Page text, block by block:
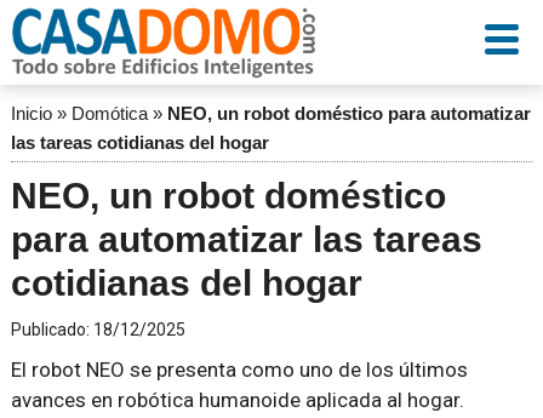
Inicio» Domótica» NEO, un robot doméstico para automatizar
las tareas cotidianas del hogar
NEO, un robot doméstico
para automatizar las tareas
cotidianas del hogar
Publicado: 18/12/2025
El robot NEO se presenta como uno de los últimos
avances en robótica humanoide aplicada al hogar.